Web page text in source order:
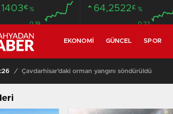
€ %
0.19
64,2522£ %
0.22
EKONOMI GÜNCEL SPOR
/ Çavdarhisar’daki orman yangını söndürüldü